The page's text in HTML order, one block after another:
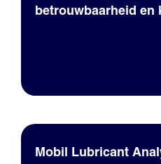
betrouwbaarheid en
Mobil Lubricant